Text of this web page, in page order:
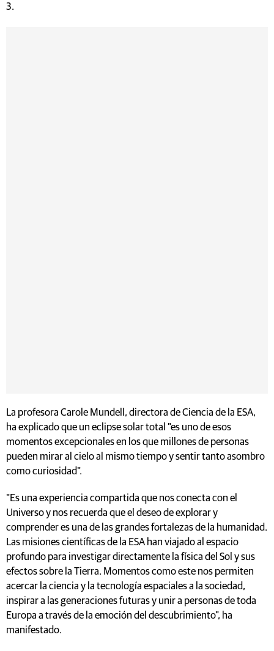
3.
La profesora Carole Mundell, directora de Ciencia de la ESA,
ha explicado que un eclipse solar total "es uno de esos
momentos excepcionales en los que millones de personas
pueden mirar al cielo al mismo tiempo y sentir tanto asombro
como curiosidad".
"Es una experiencia compartida que nos conecta con el
Universo y nos recuerda que el deseo de explorar y
comprender es una de las grandes fortalezas de la humanidad.
Las misiones científicas de la ESA han viajado al espacio
profundo para investigar directamente la física del Sol y sus
efectos sobre la Tierra. Momentos como este nos permiten
acercar la ciencia y la tecnología espaciales a la sociedad,
inspirar a las generaciones futuras y unir a personas de toda
Europa a través de la emoción del descubrimiento", ha
manifestado.